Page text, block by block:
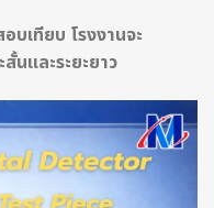
บเทียบ โรงงานจะ
นและระยะยาว